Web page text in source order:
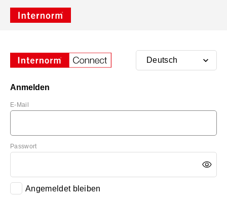
Anmelden
E-Mail
Passwort
Angemeldet bleiben